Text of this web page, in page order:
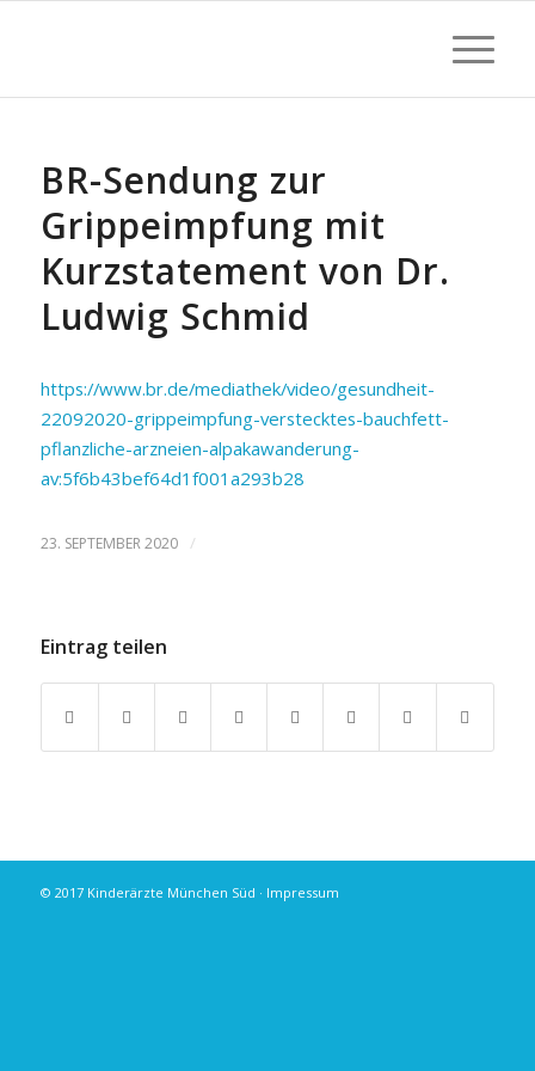
BR-Sendung zur
Grippeimpfung mit
Kurzstatement von Dr.
Ludwig Schmid
https://www.br.de/mediathek/video/gesundheit-
22092020-grippeimpfung-verstecktes-bauchfett-
pflanzliche-arzneien-alpakawanderung-
av:5f6b43bef64d1f001a293b28
23. SEPTEMBER 2020 /
Eintrag teilen
© 2017 Kinderärzte München Süd · Impressum